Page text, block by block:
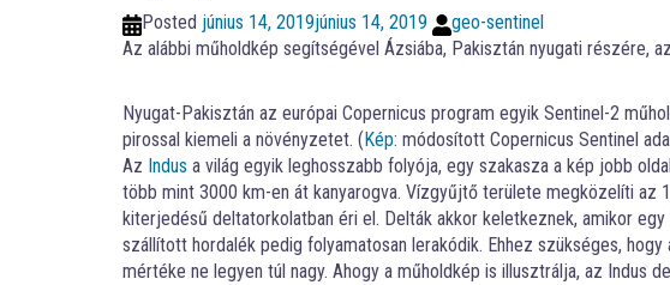
Posted június 14, 2019június 14, 2019
geo-sentinel
Az alábbi műholdkép segítségével Ázsiába, Pakisztán nyugati részére,
Nyugat-Pakisztán az európai Copernicus program egyik Sentinel-2
pirossal kiemeli a növényzetet. (Kép: módosított Copernicus Sentinel
Az Indus a világ egyik leghosszabb folyója, egy szakasza a kép jobb
több mint 3000 km-en át kanyarogva. Vízgyűjtő területe megközelíti az
kiterjedésű deltatorkolatban éri el. Delták akkor keletkeznek, amikor
szállított hordalék pedig folyamatosan lerakódik. Ehhez szükséges,
mértéke ne legyen túl nagy. Ahogy a műholdkép is illusztrálja, az Indus